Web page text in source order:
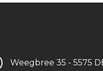
Weegbree 35 - 5575